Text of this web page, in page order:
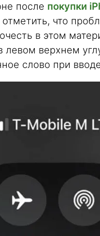
после покупки
что
в этом
левом верхнем
слово при